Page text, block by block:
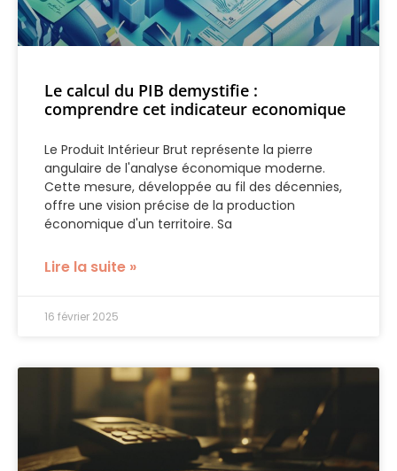
Le calcul du PIB demystifie :
comprendre cet indicateur economique
Le Produit Intérieur Brut représente la pierre
angulaire de l'analyse économique moderne.
Cette mesure, développée au fil des décennies,
offre une vision précise de la production
économique d'un territoire. Sa
Lire la suite »
16 février 2025